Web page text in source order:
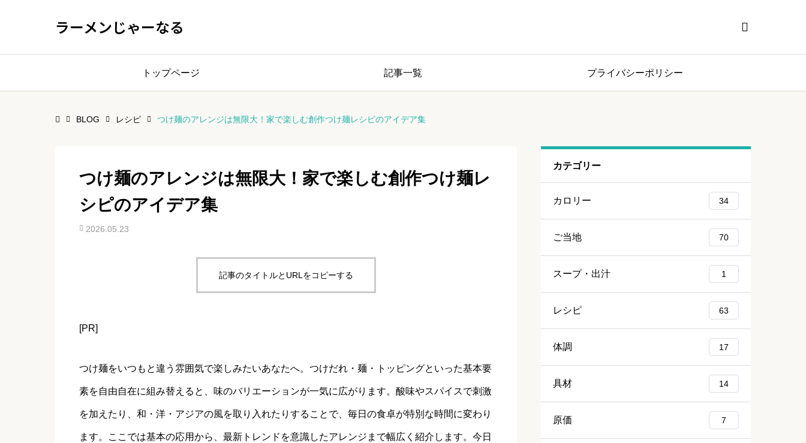
ラーメンじゃーなる 
トップページ 記事一覧 プライバシーポリシー
BLOG レシピ つけ麺のアレンジは無限大！家で楽しむ創作つけ麺レシピのアイデア集
つけ麺のアレンジは無限大！家で楽しむ創作つけ麺レ
シピのアイデア集
2026.05.23
記事のタイトルとURLをコピーする
[PR]
つけ麺をいつもと違う雰囲気で楽しみたいあなたへ。つけだれ・麺・トッピングといった基本要
素を自由自在に組み替えると、味のバリエーションが一気に広がります。酸味やスパイスで刺激
を加えたり、和・洋・アジアの風を取り入れたりすることで、毎日の食卓が特別な時間に変わり
ます。ここでは基本の応用から、最新トレンドを意識したアレンジまで幅広く紹介します。今日
カテゴリー
カロリー 34
ご当地 70
スープ・出汁 1
レシピ 63
体調 17
具材 14
原価 7